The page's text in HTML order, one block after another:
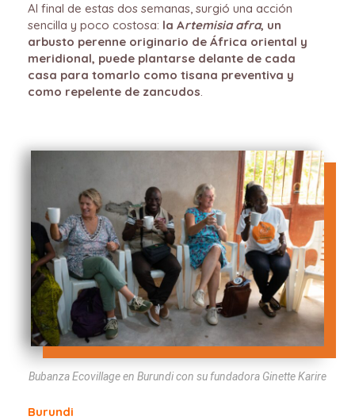
Al final de estas dos semanas, surgió una acción
sencilla y poco costosa: la Artemisia afra, un
arbusto perenne originario de África oriental y
meridional, puede plantarse delante de cada
casa para tomarlo como tisana preventiva y
como repelente de zancudos.
Bubanza Ecovillage en Burundi con su fundadora Ginette Karire
Burundi